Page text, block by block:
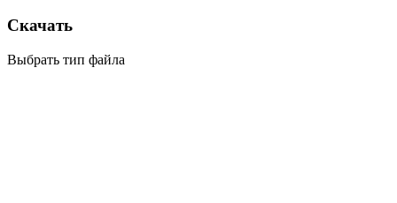
Скачать
Выбрать тип файла